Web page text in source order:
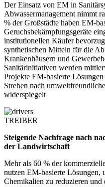
Der Einsatz von EM in
Abwassermanagement nimmt
% der Großstädte haben EM-
Geruchsbekämpfungsgeräte
institutionellen Käufer
synthetischen Mitteln für die
Krankenhäusern und
Sanitärinitiativen werden
Projekte EM-basierte
Streben nach
widerspiegelt
TREIBER
Steigende Nachfrage nach
der Landwirtschaft
Mehr als 60 % der
nutzen EM-basierte Lösungen,
Chemikalien zu reduzieren